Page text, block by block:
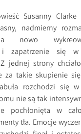
Susanny
nadmierny
nowo
i zapatrzenie się
jednej strony
za takie skupienie
rozchodzi się
nie są tak
pochłonięta w
tła. Emocje